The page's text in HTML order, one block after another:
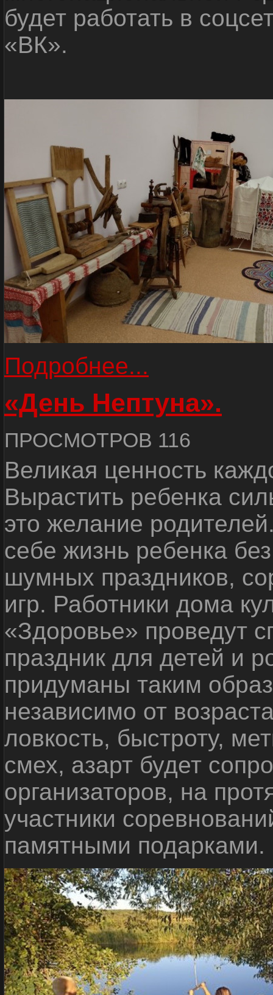
будет работать в
«ВК».
Подробнее...
«День Нептуна».
ПРОСМОТРОВ 116
Великая ценность
Вырастить ребенка
это желание
себе жизнь ребенка
шумных праздников,
игр. Работники дома
«Здоровье» проведут
праздник для детей и
придуманы таким
независимо от
ловкость, быстроту,
смех, азарт будет
организаторов, на
участники
памятными подарками.